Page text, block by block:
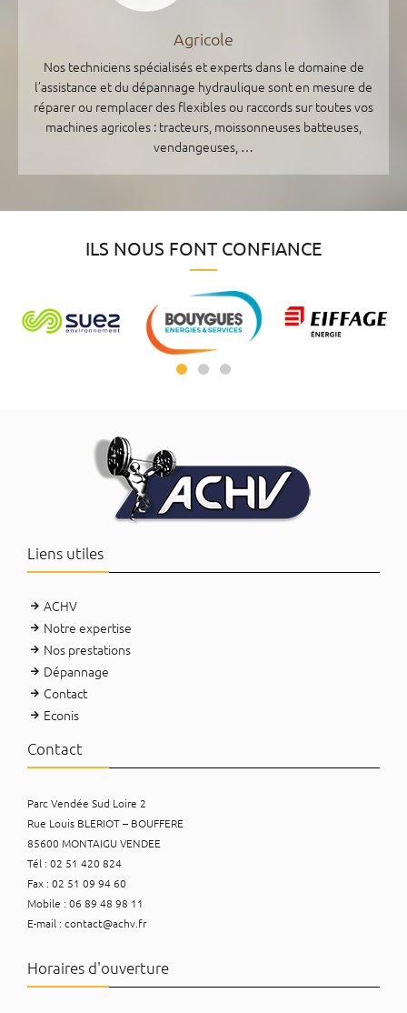
Agricole
Nos techniciens spécialisés et experts dans le domaine de
l’assistance et du dépannage hydraulique sont en mesure de
réparer ou remplacer des flexibles ou raccords sur toutes vos
machines agricoles : tracteurs, moissonneuses batteuses,
vendangeuses, …
ILS NOUS FONT CONFIANCE
Liens utiles
ACHV
Notre expertise
Nos prestations
Dépannage
Contact
Econis
Contact
Parc Vendée Sud Loire 2
Rue Louis BLERIOT – BOUFFERE
85600 MONTAIGU VENDEE
Tél : 02 51 420 824
Fax : 02 51 09 94 60
Mobile : 06 89 48 98 11
E-mail : contact@achv.fr
Horaires d'ouverture